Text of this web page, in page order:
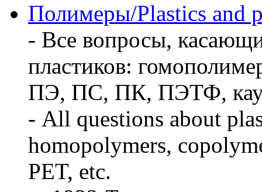
Полимеры/Plastics and
- Все вопросы,
пластиков:
ПЭ, ПС, ПК, ПЭТФ,
- All questions about
homopolymers,
PET, etc.